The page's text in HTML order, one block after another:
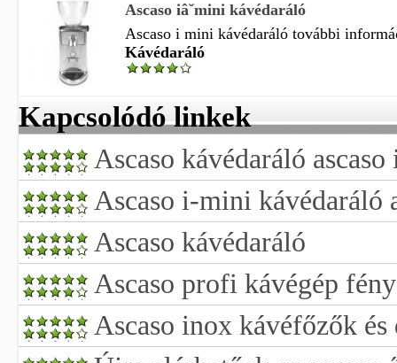
Ascaso iâ˘mini kávédaráló
Ascaso i mini kávédaráló további
Kávédaráló
Kapcsolódó linkek
Ascaso kávédaráló
Ascaso i-mini kávédaráló
Ascaso kávédaráló
Ascaso profi kávégép
Ascaso inox kávéfőzők